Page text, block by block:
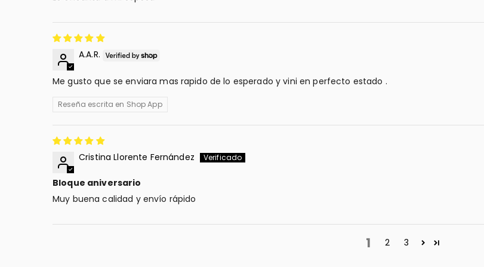
A.A.R.
Me gusto que se enviara mas rapido de lo esperado y vini en perfecto estado .
Reseña escrita en Shop App
Cristina Llorente Fernández
Bloque aniversario
Muy buena calidad y envío rápido
1 2 3